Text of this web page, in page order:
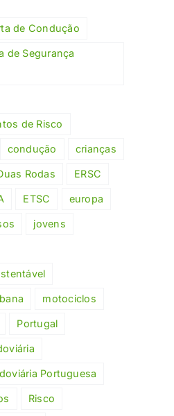
de Condução
de Segurança
de Risco
condução crianças
Rodas ERSC
ETSC europa
jovens
motociclos
Portugal
Portuguesa
Risco